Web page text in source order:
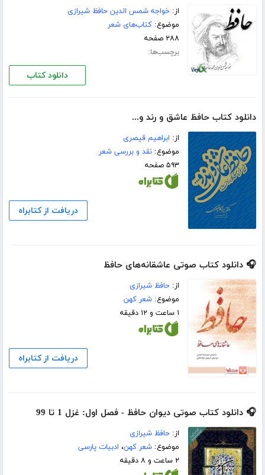
از:خواجه شمس الدین حافظ شیرازی
موضوع:کتاب‌های شعر
۲۸۸ صفحه
برچسب‌ها:
دانلود کتاب
دانلود کتاب حافظ عاشق و رند و...
از: ابراهیم قیصرى
موضوع:نقد و بررسی شعر
۵۹۳ صفحه
دریافت از کتابراه
🎧 دانلود کتاب صوتی عاشقانه‌های حافظ
از:حافظ شیرازی
موضوع:شعر کهن
۱ ساعت و ۱۲ دقیقه
دریافت از کتابراه
🎧 دانلود کتاب صوتی دیوان حافظ - فصل اول: غزل 1 تا 99
از:حافظ شیرازی
موضوع:شعر کهن، ادبیات پارسی
۲ ساعت و ۸ دقیقه